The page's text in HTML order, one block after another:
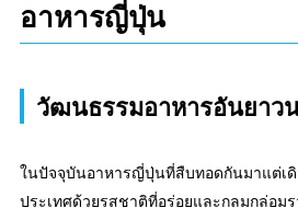
อาหารญี่ปุ่น
วัฒนธรรมอาหารอันยา
ในปัจจุบันอาหารญี่ปุ่นที่สืบทอดกันมาแต่เ
ประเทศด้วยรสชาติที่อร่อยและกลมกล่อม